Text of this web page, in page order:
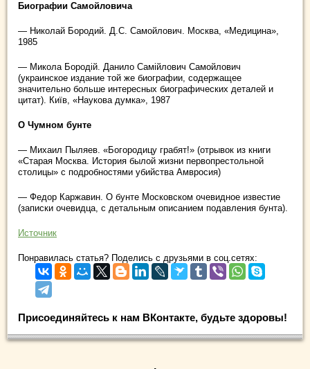
Биографии Самойловича
— Николай Бородий. Д.С. Самойлович. Москва, «Медицина»,
1985
— Микола Бородiй. Данило Самійлович Самойлович
(украинское издание той же биографии, содержащее
значительно больше интересных биографических деталей и
цитат). Київ, «Наукова думка», 1987
О Чумном бунте
— Михаил Пыляев. «Богородицу грабят!» (отрывок из книги
«Старая Москва. История былой жизни первопрестольной
столицы» с подробностями убийства Амвросия)
— Федор Каржавин. О бунте Московском очевидное известие
(записки очевидца, с детальным описанием подавления бунта).
Источник
Понравилась статья? Поделись с друзьями в соц.сетях:
Присоединяйтесь к нам ВКонтакте, будьте здоровы!
.